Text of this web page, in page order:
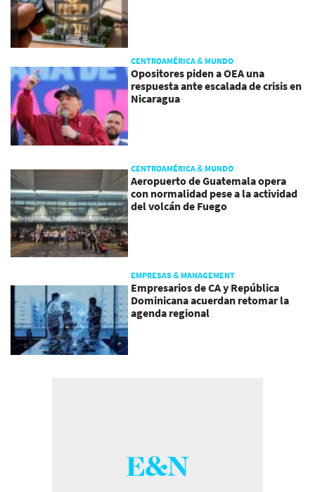
CENTROAMÉRICA & MUNDO
Opositores piden a OEA una
respuesta ante escalada de crisis en
Nicaragua
CENTROAMÉRICA & MUNDO
Aeropuerto de Guatemala opera
con normalidad pese a la actividad
del volcán de Fuego
EMPRESAS & MANAGEMENT
Empresarios de CA y República
Dominicana acuerdan retomar la
agenda regional